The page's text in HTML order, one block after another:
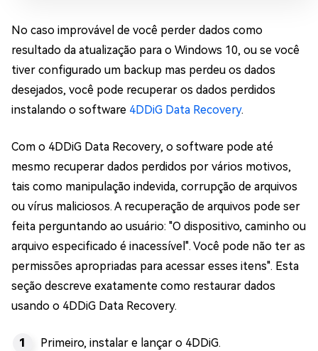
No caso improvável de você perder dados como
resultado da atualização para o Windows 10, ou se você
tiver configurado um backup mas perdeu os dados
desejados, você pode recuperar os dados perdidos
instalando o software 4DDiG Data Recovery.
Com o 4DDiG Data Recovery, o software pode até
mesmo recuperar dados perdidos por vários motivos,
tais como manipulação indevida, corrupção de arquivos
ou vírus maliciosos. A recuperação de arquivos pode ser
feita perguntando ao usuário: "O dispositivo, caminho ou
arquivo especificado é inacessível". Você pode não ter as
permissões apropriadas para acessar esses itens". Esta
seção descreve exatamente como restaurar dados
usando o 4DDiG Data Recovery.
Primeiro, instalar e lançar o 4DDiG.